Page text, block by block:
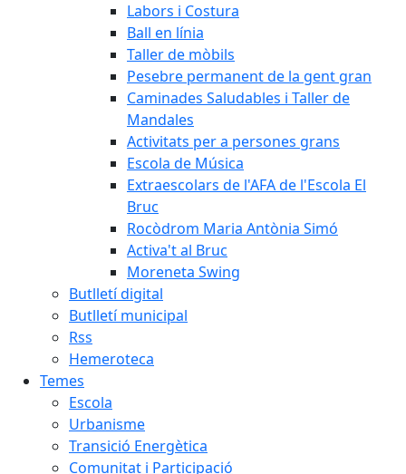
Labors i Costura
Ball en línia
Taller de mòbils
Pesebre permanent de la gent gran
Caminades Saludables i Taller de
Mandales
Activitats per a persones grans
Escola de Música
Extraescolars de l'AFA de l'Escola El
Bruc
Rocòdrom Maria Antònia Simó
Activa't al Bruc
Moreneta Swing
Butlletí digital
Butlletí municipal
Rss
Hemeroteca
Temes
Escola
Urbanisme
Transició Energètica
Comunitat i Participació